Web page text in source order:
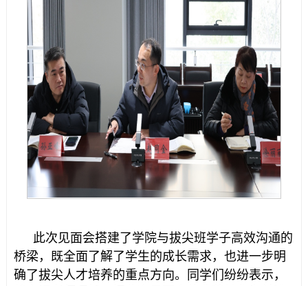
此次见面会搭建了学院与拔尖班学子高效沟通的
桥梁，既全面了解了学生的成长需求，也进一步明
确了拔尖人才培养的重点方向。同学们纷纷表示，